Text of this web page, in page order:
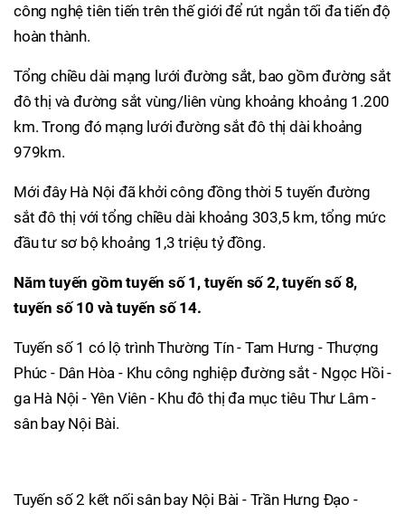
công nghệ tiên tiến trên thế giới để rút ngắn tối đa tiến độ
hoàn thành.
Tổng chiều dài mạng lưới đường sắt, bao gồm đường sắt
đô thị và đường sắt vùng/liên vùng khoảng khoảng 1.200
km. Trong đó mạng lưới đường sắt đô thị dài khoảng
979km.
Mới đây Hà Nội đã khởi công đồng thời 5 tuyến đường
sắt đô thị với tổng chiều dài khoảng 303,5 km, tổng mức
đầu tư sơ bộ khoảng 1,3 triệu tỷ đồng.
Năm tuyến gồm tuyến số 1, tuyến số 2, tuyến số 8,
tuyến số 10 và tuyến số 14.
Tuyến số 1 có lộ trình Thường Tín - Tam Hưng - Thượng
Phúc - Dân Hòa - Khu công nghiệp đường sắt - Ngọc Hồi -
ga Hà Nội - Yên Viên - Khu đô thị đa mục tiêu Thư Lâm -
sân bay Nội Bài.
Tuyến số 2 kết nối sân bay Nội Bài - Trần Hưng Đạo -